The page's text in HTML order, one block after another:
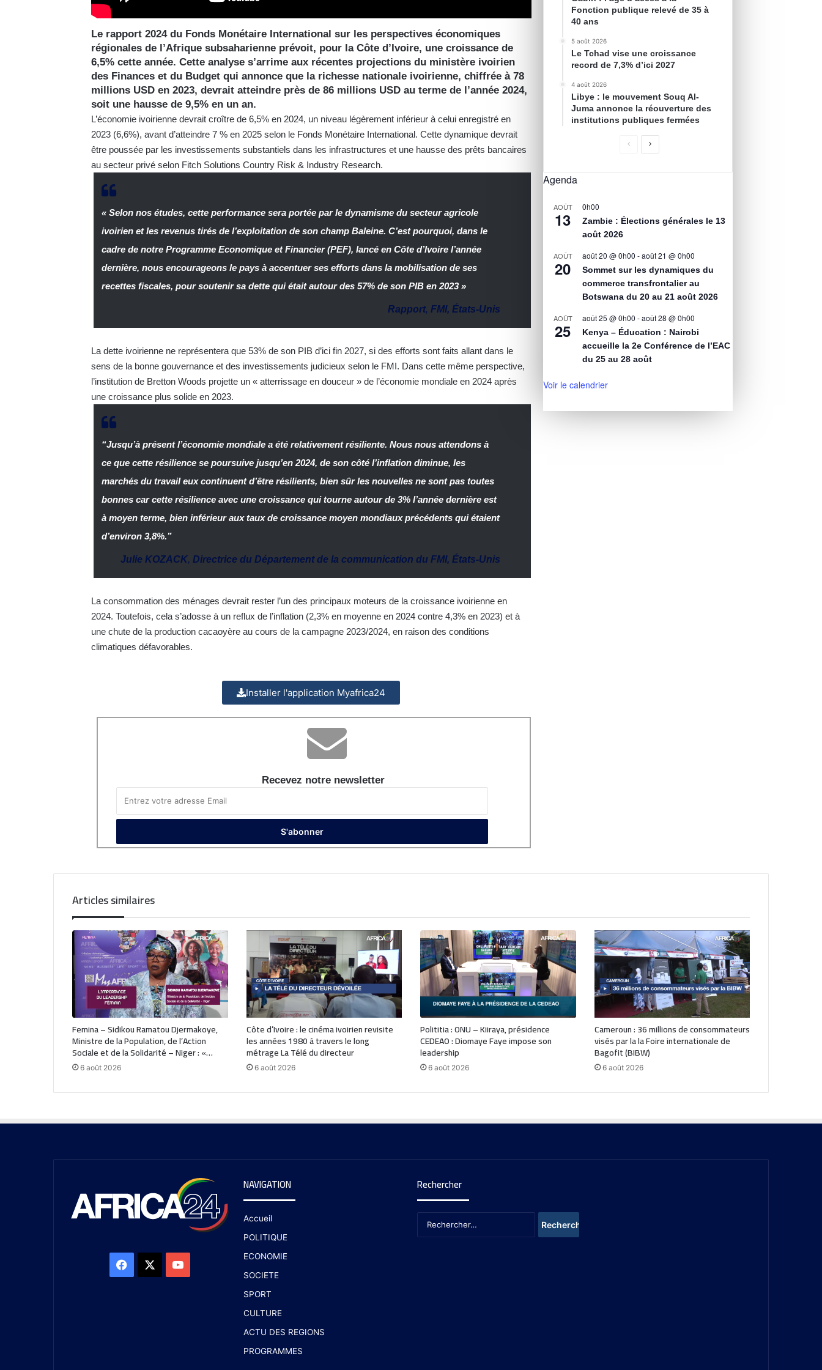
Le rapport 2024 du Fonds Monétaire International sur les perspectives économiques
régionales de l’Afrique subsaharienne prévoit, pour la Côte d’Ivoire, une croissance de
6,5% cette année. Cette analyse s’arrime aux récentes projections du ministère ivoirien
des Finances et du Budget qui annonce que la richesse nationale ivoirienne, chiffrée à 78
millions USD en 2023, devrait atteindre près de 86 millions USD au terme de l’année 2024,
soit une hausse de 9,5% en un an.
L’économie ivoirienne devrait croître de 6,5% en 2024, un niveau légèrement inférieur à celui enregistré en
2023 (6,6%), avant d’atteindre 7 % en 2025 selon le Fonds Monétaire International. Cette dynamique devrait
être poussée par les investissements substantiels dans les infrastructures et une hausse des prêts bancaires
au secteur privé selon Fitch Solutions Country Risk & Industry Research.
« Selon nos études, cette performance sera portée par le dynamisme du secteur agricole
ivoirien et les revenus tirés de l’exploitation de son champ Baleine. C’est pourquoi, dans le
cadre de notre Programme Economique et Financier (PEF), lancé en Côte d’Ivoire l’année
dernière, nous encourageons le pays à accentuer ses efforts dans la mobilisation de ses
recettes fiscales, pour soutenir sa dette qui était autour des 57% de son PIB en 2023 »
Rapport,FMI, États-Unis
La dette ivoirienne ne représentera que 53% de son PIB d’ici fin 2027, si des efforts sont faits allant dans le
sens de la bonne gouvernance et des investissements judicieux selon le FMI. Dans cette même perspective,
l’institution de Bretton Woods projette un « atterrissage en douceur » de l’économie mondiale en 2024 après
une croissance plus solide en 2023.
“Jusqu’à présent l’économie mondiale a été relativement résiliente. Nous nous attendons à
ce que cette résilience se poursuive jusqu’en 2024, de son côté l’inflation diminue, les
marchés du travail eux continuent d’être résilients, bien sûr les nouvelles ne sont pas toutes
bonnes car cette résilience avec une croissance qui tourne autour de 3% l’année dernière est
à moyen terme, bien inférieur aux taux de croissance moyen mondiaux précédents qui étaient
d’environ 3,8%.”
Julie KOZACK, Directrice du Département de la communication du FMI, États-Unis
La consommation des ménages devrait rester l’un des principaux moteurs de la croissance ivoirienne en
2024. Toutefois, cela s’adosse à un reflux de l’inflation (2,3% en moyenne en 2024 contre 4,3% en 2023) et à
une chute de la production cacaoyère au cours de la campagne 2023/2024, en raison des conditions
climatiques défavorables.
Installer l'application Myafrica24
Recevez notre newsletter
Fonction publique relevé de 35 à
40 ans
5 août 2026
Le Tchad vise une croissance
record de 7,3% d’ici 2027
4 août 2026
Libye : le mouvement Souq Al-
Juma annonce la réouverture des
institutions publiques fermées
Agenda
AOÛT
13
0h00
Zambie : Élections générales le 13
août 2026
AOÛT
20
août 20 @ 0h00 -août 21 @ 0h00
Sommet sur les dynamiques du
commerce transfrontalier au
Botswana du 20 au 21 août 2026
AOÛT
25
août 25 @ 0h00 -août 28 @ 0h00
Kenya – Éducation : Nairobi
accueille la 2e Conférence de l’EAC
du 25 au 28 août
Voir le calendrier
Articles similaires
Femina – Sidikou Ramatou Djermakoye,
Ministre de la Population, de l’Action
Sociale et de la Solidarité – Niger : «…
6 août 2026
Côte d’Ivoire : le cinéma ivoirien revisite
les années 1980 à travers le long
métrage La Télé du directeur
6 août 2026
Polititia : ONU – Kiiraya, présidence
CEDEAO : Diomaye Faye impose son
leadership
6 août 2026
Cameroun : 36 millions de consommateurs
visés par la la Foire internationale de
Bagofit (BIBW)
6 août 2026
NAVIGATION
Accueil
POLITIQUE
ECONOMIE
SOCIETE
SPORT
CULTURE
ACTU DES REGIONS
PROGRAMMES
Rechercher